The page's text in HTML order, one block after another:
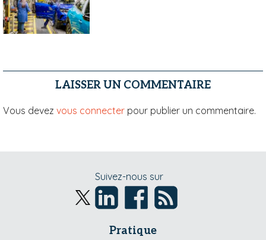
LAISSER UN COMMENTAIRE
Vous devez vous connecter pour publier un commentaire.
Suivez-nous sur
Pratique